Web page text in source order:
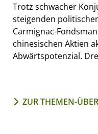
Trotz schwacher
steigenden
Carmignac-
chinesischen Aktien
Abwärtspotenzial.
ZUR THEMEN-